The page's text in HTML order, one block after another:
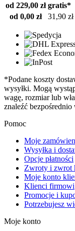
od 229,00 zł gratis*
od 0,00 zł
31,90 zł
*Podane koszty
wysyłki. Mogą
wagę, rozmiar lub
znaleźć
Pomoc
Moje
Wysyłka i
Opcje płatności
Zwroty i zwrot
Moje konto
Klienci firmowi
Promocje i
Potrzebujesz
Moje konto